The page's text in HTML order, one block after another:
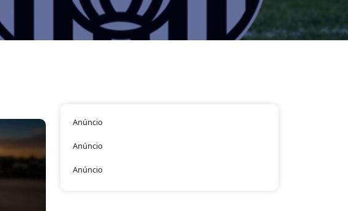
Anúncio
Anúncio
Anúncio